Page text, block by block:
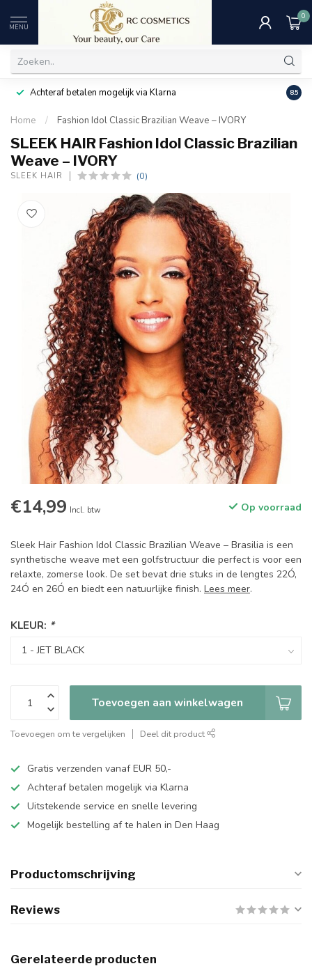
MENU
0
Achteraf betalen mogelijk via Klarna 8.5
Home / Fashion Idol Classic Brazilian Weave – IVORY
SLEEK HAIR Fashion Idol Classic Brazilian
Weave – IVORY
SLEEK HAIR (0)
€14,99 Incl. btw Op voorraad
Sleek Hair Fashion Idol Classic Brazilian Weave – Brasilia is een
synthetische weave met een golfstructuur die perfect is voor een
relaxte, zomerse look. De set bevat drie stuks in de lengtes 22Ó,
24Ó en 26Ó en biedt een natuurlijke finish. Lees meer.
KLEUR: *
Toevoegen aan winkelwagen
Toevoegen om te vergelijken Deel dit product
Gratis verzenden vanaf EUR 50,-
Achteraf betalen mogelijk via Klarna
Uitstekende service en snelle levering
Mogelijk bestelling af te halen in Den Haag
Productomschrijving
Reviews
Gerelateerde producten